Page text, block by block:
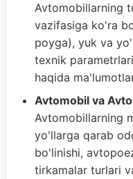
Avtomobillarning
vazifasiga ko'ra
poyga), yuk va
texnik
haqida
Avtomobil va
Avtomobillarning
yo'llarga qarab
bo'linishi,
tirkamalar turlari